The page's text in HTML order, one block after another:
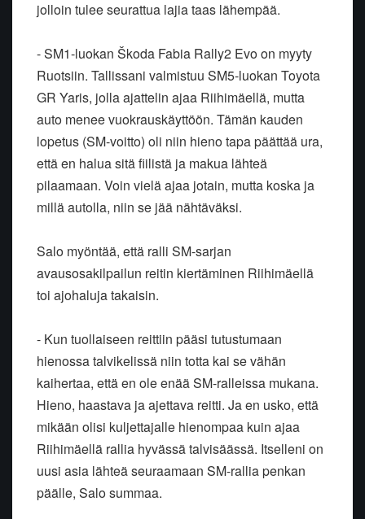
jolloin tulee seurattua lajia taas lähempää.
- SM1-luokan Škoda Fabia Rally2 Evo on myyty
Ruotsiin. Tallissani valmistuu SM5-luokan Toyota
GR Yaris, jolla ajattelin ajaa Riihimäellä, mutta
auto menee vuokrauskäyttöön. Tämän kauden
lopetus (SM-voitto) oli niin hieno tapa päättää ura,
että en halua sitä fiilistä ja makua lähteä
pilaamaan. Voin vielä ajaa jotain, mutta koska ja
millä autolla, niin se jää nähtäväksi.
Salo myöntää, että ralli SM-sarjan
avausosakilpailun reitin kiertäminen Riihimäellä
toi ajohaluja takaisin.
- Kun tuollaiseen reittiin pääsi tutustumaan
hienossa talvikelissä niin totta kai se vähän
kaihertaa, että en ole enää SM-ralleissa mukana.
Hieno, haastava ja ajettava reitti. Ja en usko, että
mikään olisi kuljettajalle hienompaa kuin ajaa
Riihimäellä rallia hyvässä talvisäässä. Itselleni on
uusi asia lähteä seuraamaan SM-rallia penkan
päälle, Salo summaa.